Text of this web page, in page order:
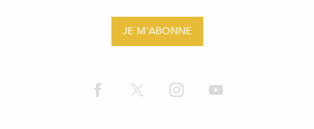
JE M'ABONNE